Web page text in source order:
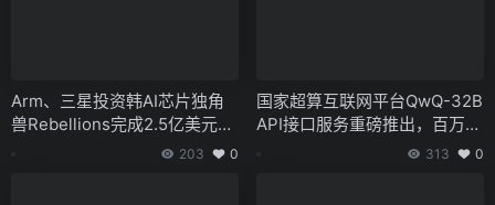
Arm、三星投资韩AI芯片独角
兽Rebellions完成2.5亿美元C
203 0
国家超算互联网平台QwQ-32B
API接口服务重磅推出，百万T
313 0